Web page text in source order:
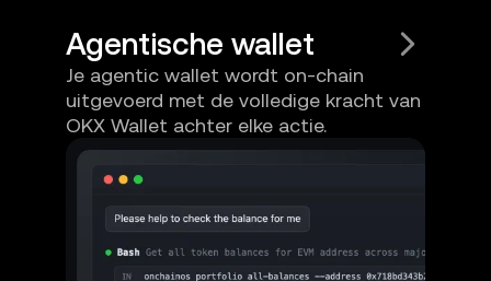
Agentische wallet
Je agentic wallet wordt on-chain
uitgevoerd met de volledige kracht van
OKX Wallet achter elke actie.